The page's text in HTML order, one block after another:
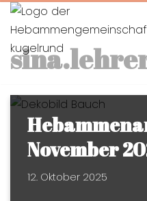
Zum
Inhalt
November
12. Oktober 2025